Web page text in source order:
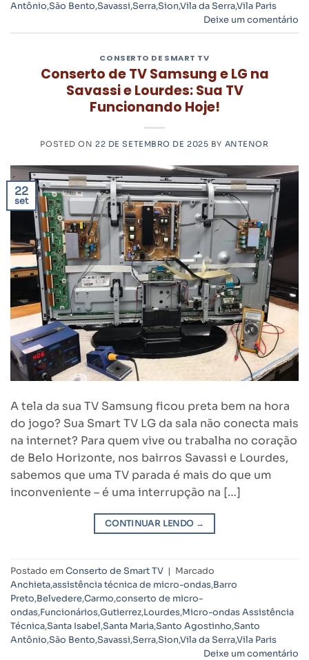
Antônio,São Bento,Savassi,Serra,Sion,Vila da Serra,Vila Paris
Deixe um comentário
CONSERTO DE SMART TV
Conserto de TV Samsung e LG na
Savassi e Lourdes: Sua TV
Funcionando Hoje!
POSTED ON22 DE SETEMBRO DE 2025 BY ANTENOR
22
set
A tela da sua TV Samsung ficou preta bem na hora
do jogo? Sua Smart TV LG da sala não conecta mais
na internet? Para quem vive ou trabalha no coração
de Belo Horizonte, nos bairros Savassi e Lourdes,
sabemos que uma TV parada é mais do que um
inconveniente – é uma interrupção na […]
CONTINUAR LENDO →
Postado emConserto de Smart TV | Marcado
Anchieta,assistência técnica de micro-ondas,Barro
Preto,Belvedere,Carmo,conserto de micro-
ondas,Funcionários,Gutierrez,Lourdes,Micro-ondas Assistência
Técnica,Santa Isabel,Santa Maria,Santo Agostinho,Santo
Antônio,São Bento,Savassi,Serra,Sion,Vila da Serra,Vila Paris
Deixe um comentário